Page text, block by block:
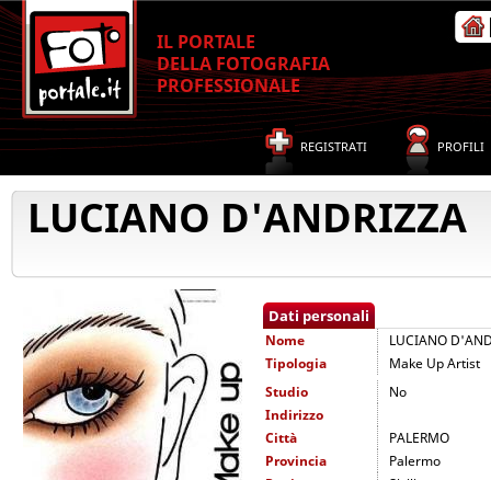
IL PORTALE
DELLA FOTOGRAFIA
PROFESSIONALE
REGISTRATI PROFILI
LUCIANO D'ANDRIZZA
Dati personali
Nome
LUCIANO
Tipologia
Make Up Artist
Studio
No
Indirizzo
Città
PALERMO
Provincia
Palermo